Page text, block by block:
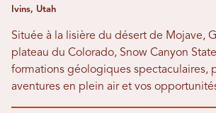
Ivins, Utah
Située à la lisière du désert de Mojave,
plateau du Colorado, Snow Canyon
formations géologiques spectaculaires,
aventures en plein air et vos